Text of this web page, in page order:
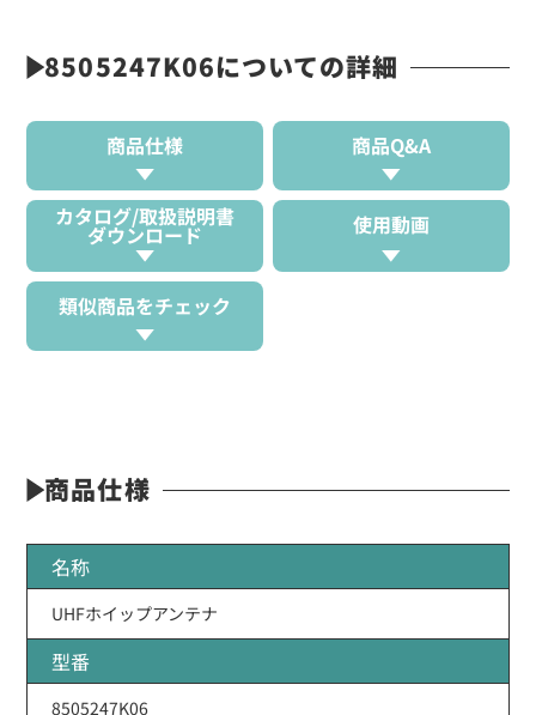
8505247K06についての詳細
商品仕様 商品Q&A
カタログ/取扱説明書
ダウンロード 使用動画
類似商品をチェック
商品仕様
名称
UHFホイップアンテナ
型番
8505247K06